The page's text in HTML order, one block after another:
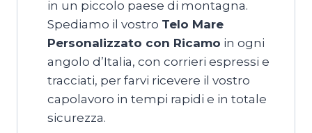
in un piccolo paese di montagna.
Spediamo il vostro Telo Mare
Personalizzato con Ricamo in ogni
angolo d’Italia, con corrieri espressi e
tracciati, per farvi ricevere il vostro
capolavoro in tempi rapidi e in totale
sicurezza.